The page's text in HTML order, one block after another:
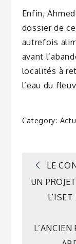
Enfin,
dossier de
autrefois
avant
localités à
l’eau du
Category:
de
LE
UN